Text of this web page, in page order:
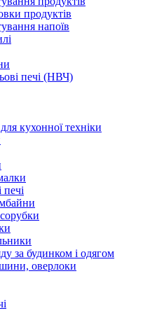
продуктів
напоїв
печі (НВЧ)
кухонної техніки
за будинком і одягом
оверлоки